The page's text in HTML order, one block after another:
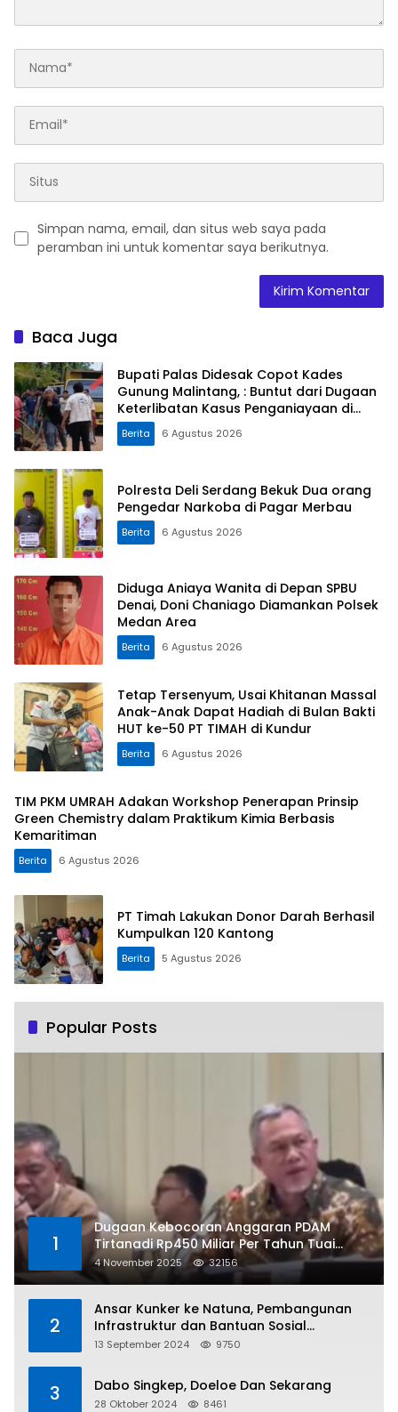
Simpan nama, email, dan situs web saya pada
peramban ini untuk komentar saya berikutnya.
Baca Juga
Bupati Palas Didesak Copot Kades
Gunung Malintang, : Buntut dari Dugaan
Keterlibatan Kasus Penganiayaan di
Dusun Balaka
Berita 6 Agustus 2026
Polresta Deli Serdang Bekuk Dua orang
Pengedar Narkoba di Pagar Merbau
Berita 6 Agustus 2026
Diduga Aniaya Wanita di Depan SPBU
Denai, Doni Chaniago Diamankan Polsek
Medan Area
Berita 6 Agustus 2026
Tetap Tersenyum, Usai Khitanan Massal
Anak-Anak Dapat Hadiah di Bulan Bakti
HUT ke-50 PT TIMAH di Kundur
Berita 6 Agustus 2026
TIM PKM UMRAH Adakan Workshop Penerapan Prinsip
Green Chemistry dalam Praktikum Kimia Berbasis
Kemaritiman
Berita 6 Agustus 2026
PT Timah Lakukan Donor Darah Berhasil
Kumpulkan 120 Kantong
Berita 5 Agustus 2026
Popular Posts
1
Dugaan Kebocoran Anggaran PDAM
Tirtanadi Rp450 Miliar Per Tahun Tuai
Kritikan
4 November 2025 32156
2
Ansar Kunker ke Natuna, Pembangunan
Infrastruktur dan Bantuan Sosial
Direalisasikan Hingga Pulau Tiga
13 September 2024 9750
3 Dabo Singkep, Doeloe Dan Sekarang
28 Oktober 2024 8461